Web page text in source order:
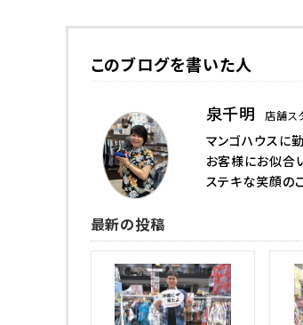
このブログを書いた人
泉千明 店舗ス
マンゴハウスに
お客様にお似合
ステキな笑顔の
最新の投稿